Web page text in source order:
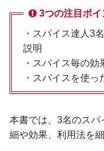
3つの注目ポイ
・スパイス達人3
説明
・スパイス毎の
・スパイスを使っ
本書では、3名のス
細や効果、利用法を